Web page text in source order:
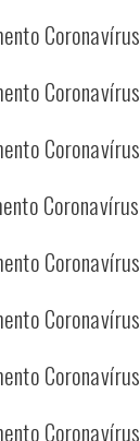
Coronavírus
Coronavírus
Coronavírus
Coronavírus
Coronavírus
Coronavírus
Coronavírus
Coronavírus